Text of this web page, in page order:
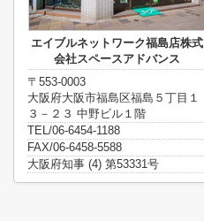
エイブルネットワーク福島店株式
会社スペースアドバンス
〒553-0003
大阪府大阪市福島区福島５丁目１
３－２３ 中野ビル１階
TEL/06-6454-1188
FAX/06-6458-5588
大阪府知事 (4) 第53331号